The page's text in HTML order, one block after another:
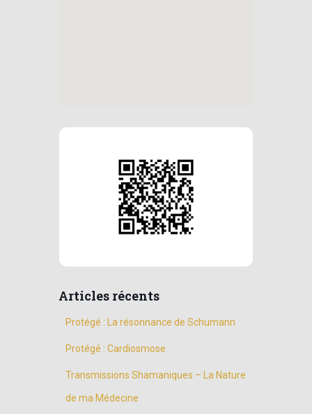
Articles récents
Protégé : La résonnance de Schumann
Protégé : Cardiosmose
Transmissions Shamaniques – La Nature
de ma Médecine